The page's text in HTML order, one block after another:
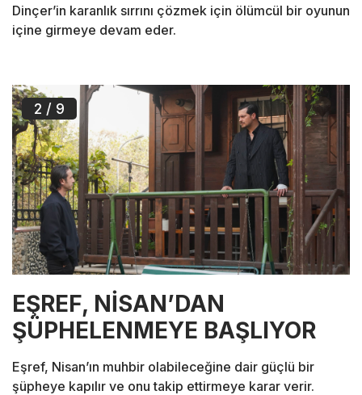
Dinçer’in karanlık sırrını çözmek için ölümcül bir oyunun
içine girmeye devam eder.
2 / 9
EŞREF, NİSAN’DAN
ŞÜPHELENMEYE BAŞLIYOR
Eşref, Nisan’ın muhbir olabileceğine dair güçlü bir
şüpheye kapılır ve onu takip ettirmeye karar verir.